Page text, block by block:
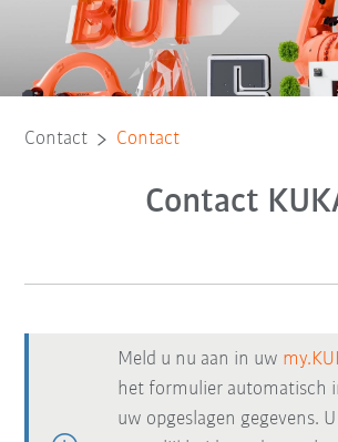
Contact Contact
Contact
Meld u nu aan in uw
het formulier automatisch
uw opgeslagen gegevens.